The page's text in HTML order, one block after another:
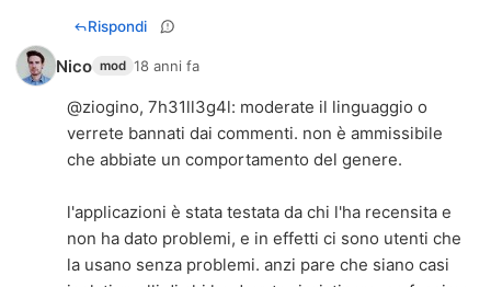
Rispondi
Nico mod 18 anni fa
@ziogino, 7h31ll3g4l: moderate il linguaggio o
verrete bannati dai commenti. non è ammissibile
che abbiate un comportamento del genere.
l'applicazioni è stata testata da chi l'ha recensita e
non ha dato problemi, e in effetti ci sono utenti che
la usano senza problemi. anzi pare che siano casi